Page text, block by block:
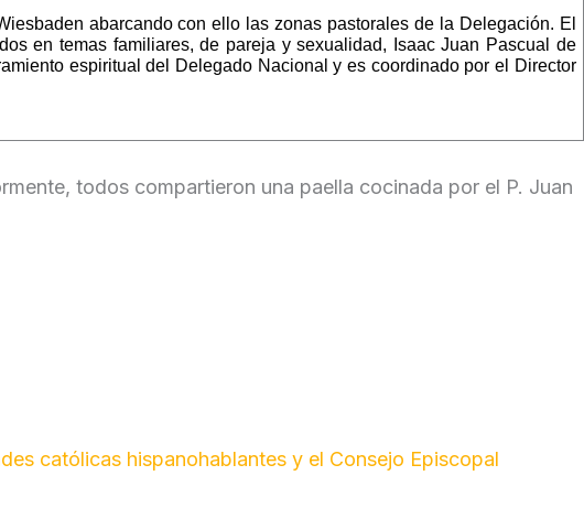
abarcando con ello las zonas pastorales de la Delegación. El
en temas familiares, de pareja y sexualidad, Isaac Juan Pascual de
espiritual del Delegado Nacional y es coordinado por el Director
todos compartieron una paella cocinada por el P. Juan
católicas hispanohablantes y el Consejo Episcopal